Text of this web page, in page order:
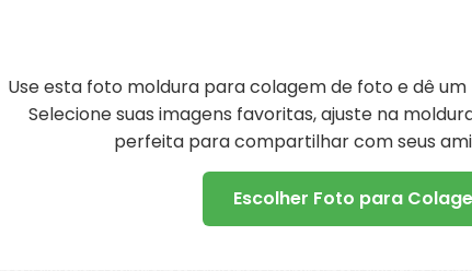
Use esta foto moldura para colagem de foto e dê um
Selecione suas imagens favoritas, ajuste na
perfeita para compartilhar com seus
Escolher Foto para